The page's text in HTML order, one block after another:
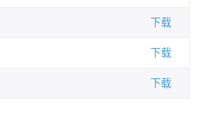
下载
下载
下载